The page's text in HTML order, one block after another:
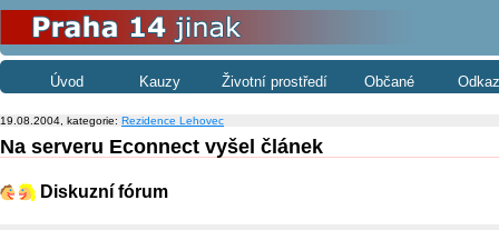
Úvod Kauzy Životní prostředí Občané
19.08.2004, kategorie: Rezidence Lehovec
Na serveru Econnect vyšel článek
Diskuzní fórum